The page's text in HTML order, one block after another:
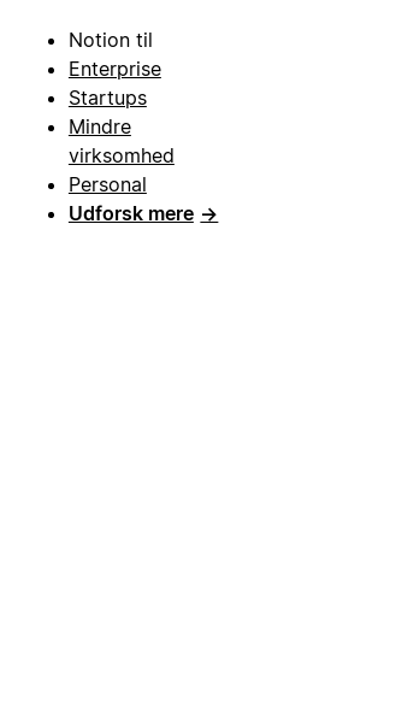
Notion til
Enterprise
Startups
Mindre
virksomhed
Personal
Udforsk mere →